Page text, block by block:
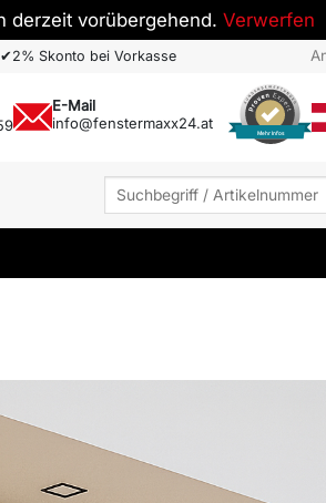
derzeit vorübergehend. Verwerfen
✔2% Skonto bei Vorkasse
E-Mail
info@fenstermaxx24.at
Mehr Infos
Suchen